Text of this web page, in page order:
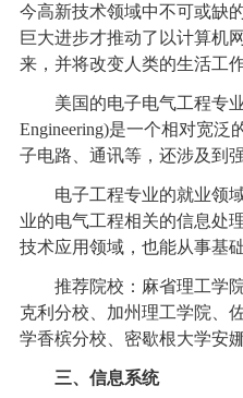
今高新技术领域中不可或缺
巨大进步才推动了以计算机
来，并将改变人类的生活工作
美国的电子电气工程专业
Engineering)是一个相对宽
子电路、通讯等，还涉及到
电子工程专业的就业领域
业的电气工程相关的信息处
技术应用领域，也能从事基
推荐院校：麻省理工学院
克利分校、加州理工学院、
学香槟分校、密歇根大学安
三、信息系统